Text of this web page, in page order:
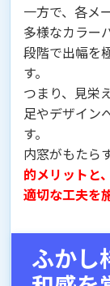
一方で、各メ
多様なカラー
段階で出幅を
す。
つまり、見栄
足やデザイン
す。
内窓がもたら
的メリットと
適切な工夫を
ふかし